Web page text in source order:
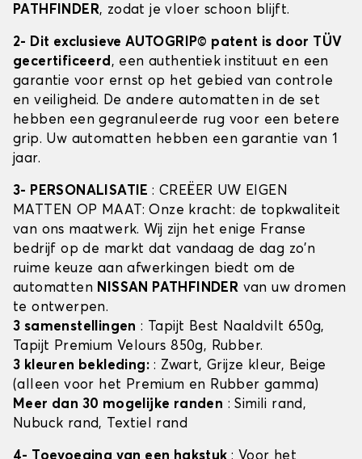
PATHFINDER, zodat je vloer schoon blijft.
2- Dit exclusieve AUTOGRIP© patent is door TÜV
gecertificeerd, een authentiek instituut en een
garantie voor ernst op het gebied van controle
en veiligheid. De andere automatten in de set
hebben een gegranuleerde rug voor een betere
grip. Uw automatten hebben een garantie van 1
jaar.
3- PERSONALISATIE: CREËER UW EIGEN
MATTEN OP MAAT: Onze kracht: de topkwaliteit
van ons maatwerk. Wij zijn het enige Franse
bedrijf op de markt dat vandaag de dag zo'n
ruime keuze aan afwerkingen biedt om de
automatten NISSAN PATHFINDER van uw dromen
te ontwerpen.
3 samenstellingen : Tapijt Best Naaldvilt 650g,
Tapijt Premium Velours 850g, Rubber.
3 kleuren bekleding: : Zwart, Grijze kleur, Beige
(alleen voor het Premium en Rubber gamma)
Meer dan 30 mogelijke randen : Simili rand,
Nubuck rand, Textiel rand